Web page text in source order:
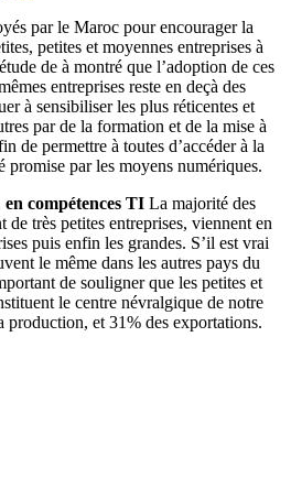
par le Maroc pour encourager la
petites et moyennes entreprises à
de à montré que l’adoption de ces
entreprises reste en deçà des
à sensibiliser les plus réticentes et
par de la formation et de la mise à
de permettre à toutes d’accéder à la
promise par les moyens numériques.
compétences TI La majorité des
de très petites entreprises, viennent en
puis enfin les grandes. S’il est vrai
le même dans les autres pays du
de souligner que les petites et
le centre névralgique de notre
production, et 31% des exportations.